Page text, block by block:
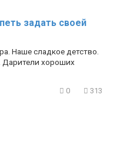
задать своей
Наше сладкое детство.
Дарители хороших
0 313